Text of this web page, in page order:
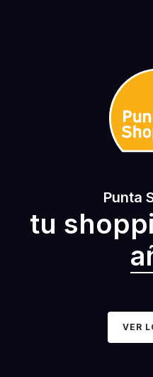
Punta
tu
VER